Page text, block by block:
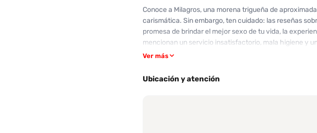
Conoce a Milagros, una morena trigueña de
carismática. Sin embargo, ten cuidado: las reseñas
promesa de brindar el mejor sexo de tu vida, la
mencionan un servicio insatisfactorio, mala higiene y
físico puede aparentar en fotos, muchos han
decides arriesgarte, recuerda las advertencias de
Ver más
Ubicación y atención